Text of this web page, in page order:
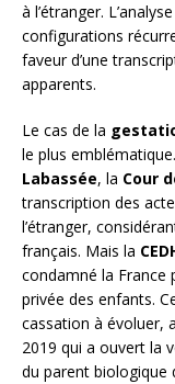
à l’étranger.
configurations
faveur d’une
apparents.
Le cas de la
le plus
Labassée, la Cour
transcription des
l’étranger,
français. Mais la
condamné la France
privée des enfants.
cassation à évoluer,
2019 qui a ouvert la
du parent biologique